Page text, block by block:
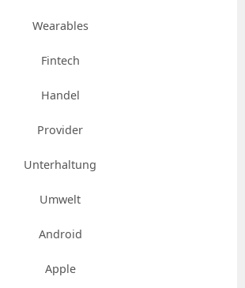
Wearables
Fintech
Handel
Provider
Unterhaltung
Umwelt
Android
Apple